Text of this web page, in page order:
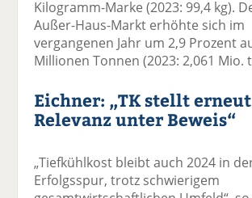
Kilogramm-Marke (2023: 99,4 kg).
Außer-Haus-Markt erhöhte sich im
vergangenen Jahr um 2,9 Prozent
Millionen Tonnen (2023: 2,061 Mio.
Eichner: „TK stellt erneut
Relevanz unter Beweis“
„Tiefkühlkost bleibt auch 2024 in
Erfolgsspur, trotz schwierigem